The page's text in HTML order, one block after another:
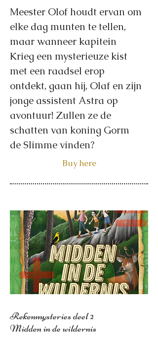
Meester Olof houdt ervan om
elke dag munten te tellen,
maar wanneer kapitein
Krieg een mysterieuze kist
met een raadsel erop
ontdekt, gaan hij, Olaf en zijn
jonge assistent Astra op
avontuur! Zullen ze de
schatten van koning Gorm
de Slimme vinden?
Buy here
Rekenmysteries deel 2
Midden in de wildernis